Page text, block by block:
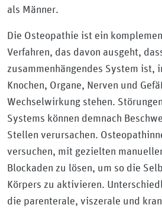
als Männer.
Die Osteopathie ist ein
Verfahren, das davon ausgeht,
zusammenhängendes System ist,
Knochen, Organe, Nerven und
Wechselwirkung stehen.
Systems können demnach
Stellen verursachen.
versuchen, mit gezielten
Blockaden zu lösen, um so die
Körpers zu aktivieren.
die parenterale, viszerale und